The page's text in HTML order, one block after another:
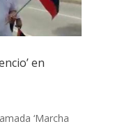
en
‘Marcha